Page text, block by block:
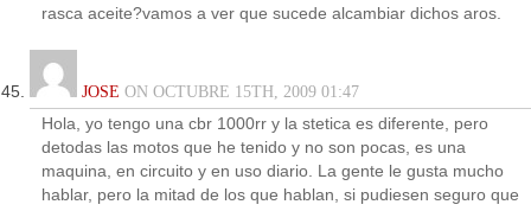
rasca aceite?vamos a ver que sucede alcambiar dichos aros.
JOSE ON OCTUBRE 15TH, 2009 01:47
Hola, yo tengo una cbr 1000rr y la stetica es diferente, pero
detodas las motos que he tenido y no son pocas, es una
maquina, en circuito y en uso diario. La gente le gusta mucho
hablar, pero la mitad de los que hablan, si pudiesen seguro que